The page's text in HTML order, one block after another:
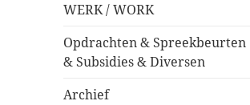
WERK / WORK
Opdrachten & Spreekbeurten
& Subsidies & Diversen
Archief